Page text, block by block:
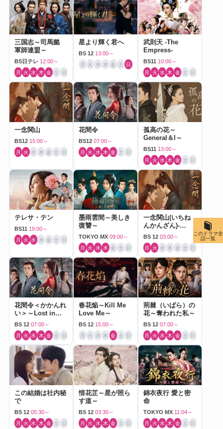
三国志～司馬懿
軍師連盟～
BS日テレ 12:00～
月 火 水 木 金 土 日
星より輝く君へ
BS 12 13:00～
月 火 水 木 金 土 日
武則天 -The
Empress-
BS11 10:00～
月 火 水 木 金 土 日
一念関山
BS12 15:00～
月 火 水 木 金 土 日
花間令
BS12 07:00～
月 火 水 木 金 土 日
孤高の花～
General＆I～
BS11 13:00～
月 火 水 木 金 土 日
テレサ・テン
BS11 19:00～
月 火 水 木 金 土 日
墨雨雲間～美しき
復讐～
TOKYO MX 09:00～
月 火 水 木 金 土 日
一念関山(いちね
んかんざん)-
Journey to Love-
BS 12 03:00～
月 火 水 木 金 土 日
花間令＜かかんれ
い＞～Lost in
Love～
BS 12 07:00～
月 火 水 木 金 土 日
春花焔～Kill Me
Love Me～
BS 12 15:00～
月 火 水 木 金 土 日
荊棘（いばら）の
花～奪われた私～
BS 12 07:00～
月 火 水 木 金 土 日
この結婚は社内秘
で
BS 12 05:30～
月 火 水 木 金 土 日
惜花芷～星が照ら
す道～
BS 12 03:30～
月 火 水 木 金 土 日
錦衣夜行 愛と密
命
TOKYO MX 11:04～
月 火 水 木 金 土 日
このドラマ全
話一覧